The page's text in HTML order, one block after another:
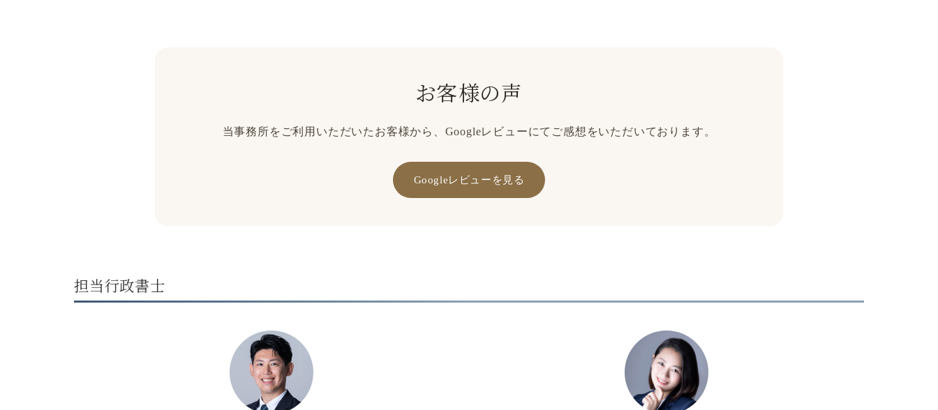
お客様の声
当事務所をご利用いただいたお客様から、Googleレビューにてご感想をいただいております。
Googleレビューを見る
担当行政書士